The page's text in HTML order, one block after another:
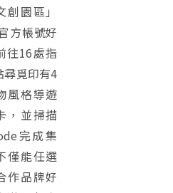
創園區」
方帳號好
往16處指
尋覓印有4
風格導遊
，並掃描
完成集
僅能任選
作品牌好